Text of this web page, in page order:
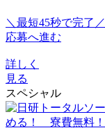
＼最短45秒で完了／
応募へ進む
詳しく
見る
スペシャル